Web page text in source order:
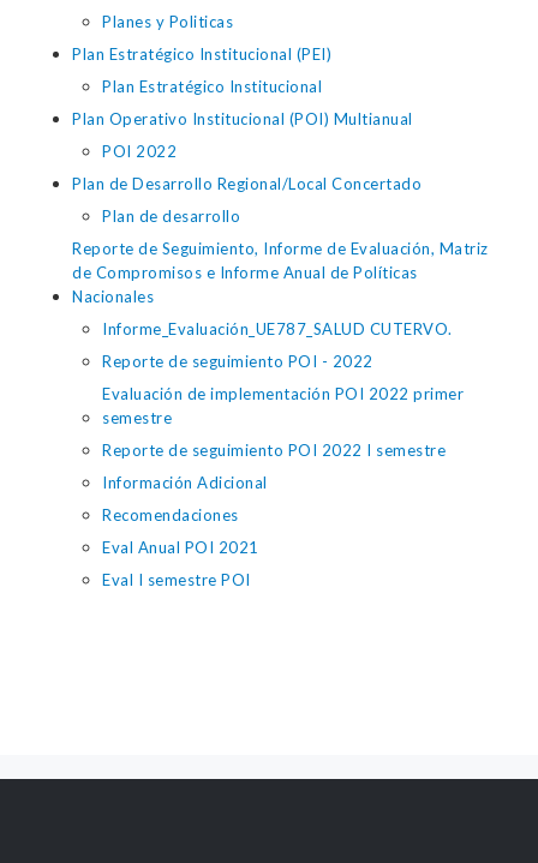
Planes y Politicas
Plan Estratégico Institucional (PEI)
Plan Estratégico Institucional
Plan Operativo Institucional (POI) Multianual
POI 2022
Plan de Desarrollo Regional/Local Concertado
Plan de desarrollo
Reporte de Seguimiento, Informe de Evaluación, Matriz
de Compromisos e Informe Anual de Políticas
Nacionales
Informe_Evaluación_UE787_SALUD CUTERVO.
Reporte de seguimiento POI - 2022
Evaluación de implementación POI 2022 primer
semestre
Reporte de seguimiento POI 2022 I semestre
Información Adicional
Recomendaciones
Eval Anual POI 2021
Eval I semestre POI